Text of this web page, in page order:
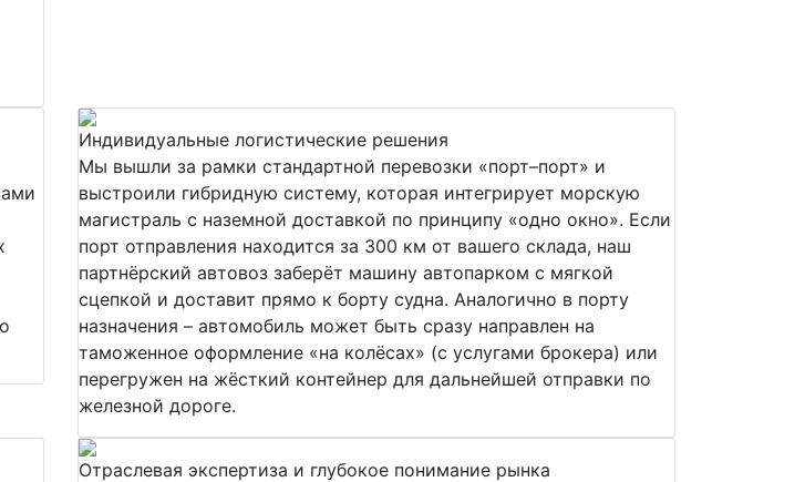
Индивидуальные логистические решения
Мы вышли за рамки стандартной перевозки «порт–порт» и
выстроили гибридную систему, которая интегрирует морскую
магистраль с наземной доставкой по принципу «одно окно». Если
порт отправления находится за 300 км от вашего склада, наш
партнёрский автовоз заберёт машину автопарком с мягкой
сцепкой и доставит прямо к борту судна. Аналогично в порту
назначения – автомобиль может быть сразу направлен на
таможенное оформление «на колёсах» (с услугами брокера) или
перегружен на жёсткий контейнер для дальнейшей отправки по
железной дороге.
Отраслевая экспертиза и глубокое понимание рынка